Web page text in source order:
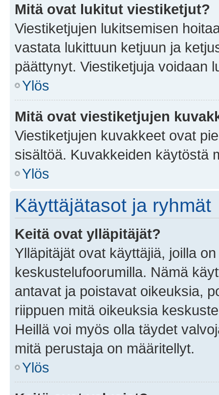
Mitä ovat lukitut viestiketjut?
Viestiketjujen lukitsemisen
vastata lukittuun ketjuun ja
päättynyt. Viestiketjuja voidaan
Ylös
Mitä ovat viestiketjujen
Viestiketjujen kuvakkeet ovat
sisältöä. Kuvakkeiden käytöstä
Ylös
Käyttäjätasot ja ryhmät
Keitä ovat ylläpitäjät?
Ylläpitäjät ovat käyttäjiä, joilla
keskustelufoorumilla. Nämä
antavat ja poistavat oikeuksia,
riippuen mitä oikeuksia
Heillä voi myös olla täydet
mitä perustaja on määritellyt.
Ylös